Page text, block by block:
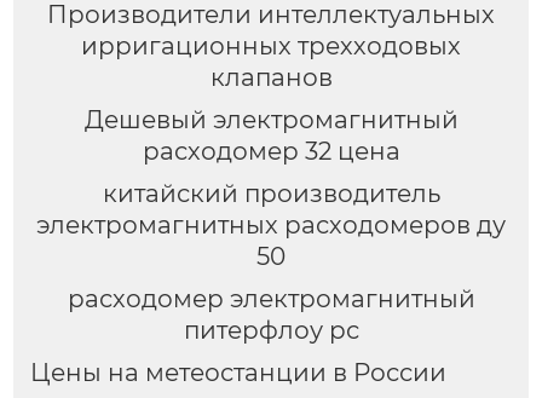
Производители интеллектуальных
ирригационных трехходовых
клапанов
Дешевый электромагнитный
расходомер 32 цена
китайский производитель
электромагнитных расходомеров ду
50
расходомер электромагнитный
питерфлоу рс
Цены на метеостанции в России